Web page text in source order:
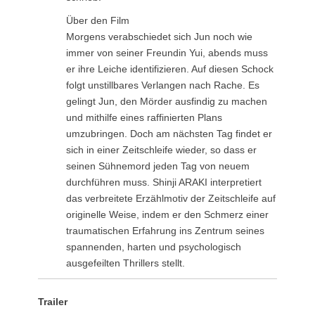
Über den Film
Morgens verabschiedet sich Jun noch wie
immer von seiner Freundin Yui, abends muss
er ihre Leiche identifizieren. Auf diesen Schock
folgt unstillbares Verlangen nach Rache. Es
gelingt Jun, den Mörder ausfindig zu machen
und mithilfe eines raffinierten Plans
umzubringen. Doch am nächsten Tag findet er
sich in einer Zeitschleife wieder, so dass er
seinen Sühnemord jeden Tag von neuem
durchführen muss. Shinji ARAKI interpretiert
das verbreitete Erzählmotiv der Zeitschleife auf
originelle Weise, indem er den Schmerz einer
traumatischen Erfahrung ins Zentrum seines
spannenden, harten und psychologisch
ausgefeilten Thrillers stellt.
Trailer